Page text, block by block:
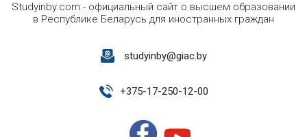
Studyinby.com - официальный сайт о высшем образовании
в Республике Беларусь для иностранных граждан
studyinby@giac.by
+375-17-250-12-00